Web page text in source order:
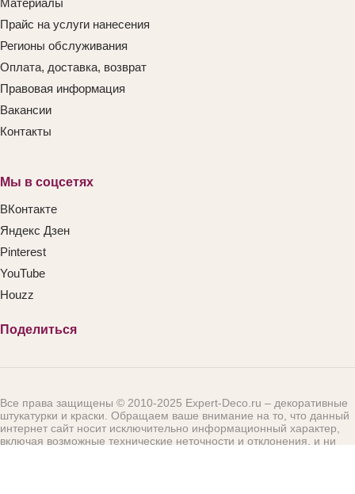
Материалы
Прайс на услуги нанесения
Регионы обслуживания
Оплата, доставка, возврат
Правовая информация
Вакансии
Контакты
Мы в соцсетях
ВКонтакте
Яндекс Дзен
Pinterest
YouTube
Houzz
Поделиться
Все права защищены © 2010-2025 Expert-Deco.ru – декоративные
штукатурки и краски. Обращаем ваше внимание на то, что данный
интернет сайт носит исключительно информационный характер,
включая возможные технические неточности и отклонения, и ни